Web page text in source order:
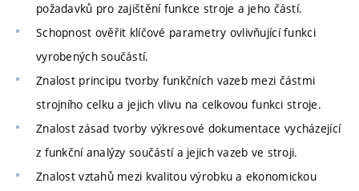
požadavků pro zajištění funkce stroje a jeho částí.
Schopnost ověřit klíčové parametry ovlivňující funkci
vyrobených součástí.
Znalost principu tvorby funkčních vazeb mezi částmi
strojního celku a jejich vlivu na celkovou funkci stroje.
Znalost zásad tvorby výkresové dokumentace vycházející
z funkční analýzy součástí a jejich vazeb ve stroji.
Znalost vztahů mezi kvalitou výrobku a ekonomickou